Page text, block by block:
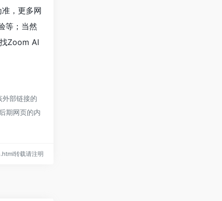
，更多网
等；当然
Zoom AI
部链接的
期网页的内
转载请注明